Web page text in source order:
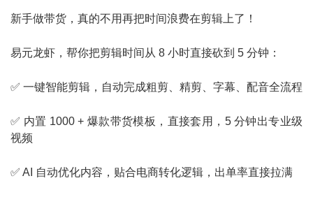
新手做带货，真的不用再把时间浪费在剪辑上了！
易元龙虾 ，帮你把剪辑时间从 8 小时直接砍到 5 分钟：
✅ 一键智能剪辑，自动完成粗剪、精剪、字幕、配音全流程
✅ 内置 1000 + 爆款带货模板，直接套用，5 分钟出专业级
视频
✅ AI 自动优化内容，贴合电商转化逻辑，出单率直接拉满